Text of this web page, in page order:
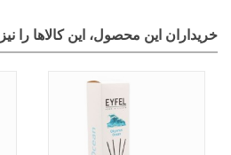
خریداران این محصول، این کالاها را